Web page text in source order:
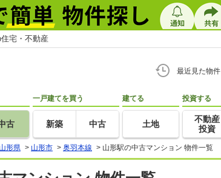
宅・不動産
最近見た物件
古
一戸建てを買う
新築 中古
建てる
土地
投資する
不動産
投資
山形県 > 山形市 > 奥羽本線 > 山形駅の中古マンション 物件一覧